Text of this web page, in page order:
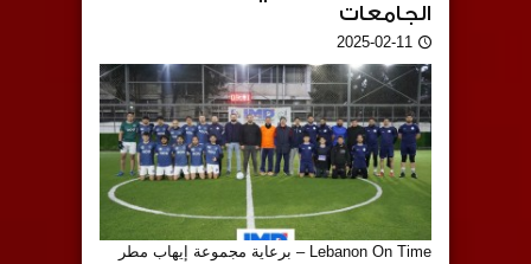
الجامعات
2025-02-11
Lebanon On Time – برعاية مجموعة إيهاب مطر